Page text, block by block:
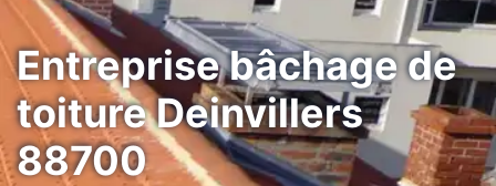
Entreprise bâchage de
toiture Deinvillers
88700